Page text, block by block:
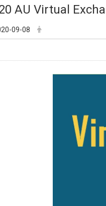
AU Virtual
09-08